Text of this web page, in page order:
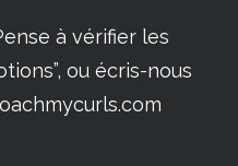
à vérifier les
ou écris-nous